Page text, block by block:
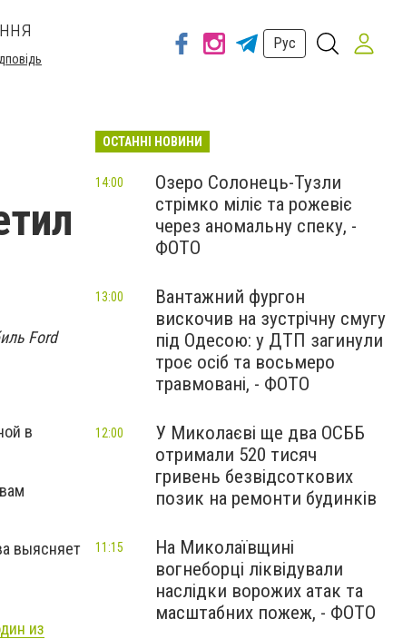
Рус
Ford
в
выясняет
из
ОСТАННІ НОВИНИ
Озеро Солонець-Тузли
стрімко міліє та рожевіє
через аномальну спеку, -
ФОТО
14:00
Вантажний фургон
вискочив на зустрічну смугу
під Одесою: у ДТП загинули
троє осіб та восьмеро
травмовані, - ФОТО
13:00
У Миколаєві ще два ОСББ
отримали 520 тисяч
гривень безвідсоткових
позик на ремонти будинків
12:00
На Миколаївщині
вогнеборці ліквідували
наслідки ворожих атак та
масштабних пожеж, - ФОТО
11:15